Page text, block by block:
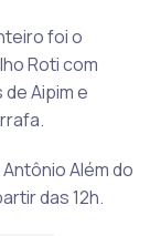
foi o
Roti com
Aipim e
Além do
das 12h.